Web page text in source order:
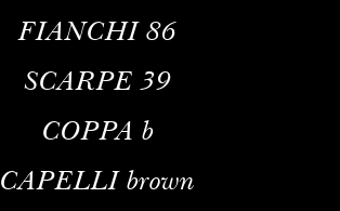
FIANCHI 86
SCARPE 39
COPPA b
CAPELLI brown